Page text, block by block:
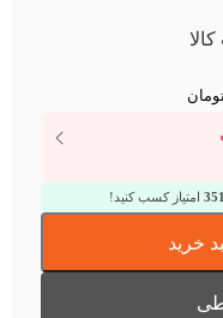
امتیاز کسب کنید!
خرید